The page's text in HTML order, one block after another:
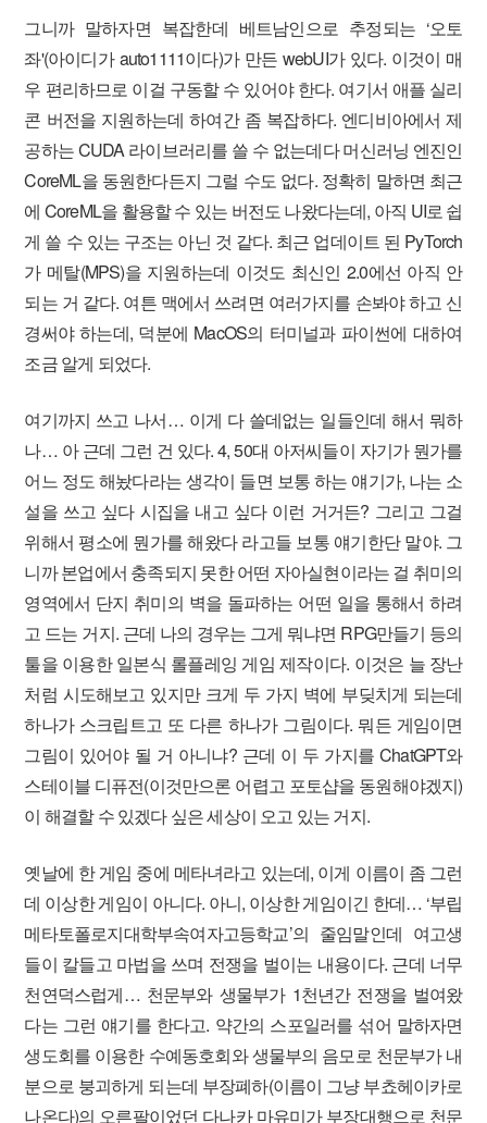
그니까 말하자면 복잡한데 베트남인으로 추정되는 ‘오토
좌'(아이디가 auto1111이다)가 만든 webUI가 있다. 이것이 매
우 편리하므로 이걸 구동할 수 있어야 한다. 여기서 애플 실리
콘 버전을 지원하는데 하여간 좀 복잡하다. 엔디비아에서 제
공하는 CUDA 라이브러리를 쓸 수 없는데다 머신러닝 엔진인
CoreML을 동원한다든지 그럴 수도 없다. 정확히 말하면 최근
에 CoreML을 활용할 수 있는 버전도 나왔다는데, 아직 UI로 쉽
게 쓸 수 있는 구조는 아닌 것 같다. 최근 업데이트 된 PyTorch
가 메탈(MPS)을 지원하는데 이것도 최신인 2.0에선 아직 안
되는 거 같다. 여튼 맥에서 쓰려면 여러가지를 손봐야 하고 신
경써야 하는데, 덕분에 MacOS의 터미널과 파이썬에 대하여
조금 알게 되었다.
여기까지 쓰고 나서… 이게 다 쓸데없는 일들인데 해서 뭐하
나… 아 근데 그런 건 있다. 4, 50대 아저씨들이 자기가 뭔가를
어느 정도 해놨다라는 생각이 들면 보통 하는 얘기가, 나는 소
설을 쓰고 싶다 시집을 내고 싶다 이런 거거든? 그리고 그걸
위해서 평소에 뭔가를 해왔다 라고들 보통 얘기한단 말야. 그
니까 본업에서 충족되지 못한 어떤 자아실현이라는 걸 취미의
영역에서 단지 취미의 벽을 돌파하는 어떤 일을 통해서 하려
고 드는 거지. 근데 나의 경우는 그게 뭐냐면 RPG만들기 등의
툴을 이용한 일본식 롤플레잉 게임 제작이다. 이것은 늘 장난
처럼 시도해보고 있지만 크게 두 가지 벽에 부딪치게 되는데
하나가 스크립트고 또 다른 하나가 그림이다. 뭐든 게임이면
그림이 있어야 될 거 아니냐? 근데 이 두 가지를 ChatGPT와
스테이블 디퓨전(이것만으론 어렵고 포토샵을 동원해야겠지)
이 해결할 수 있겠다 싶은 세상이 오고 있는 거지.
옛날에 한 게임 중에 메타녀라고 있는데, 이게 이름이 좀 그런
데 이상한 게임이 아니다. 아니, 이상한 게임이긴 한데… ‘부립
메타토폴로지대학부속여자고등학교’의 줄임말인데 여고생
들이 칼들고 마법을 쓰며 전쟁을 벌이는 내용이다. 근데 너무
천연덕스럽게… 천문부와 생물부가 1천년간 전쟁을 벌여왔
다는 그런 얘기를 한다고. 약간의 스포일러를 섞어 말하자면
생도회를 이용한 수예동호회와 생물부의 음모로 천문부가 내
분으로 붕괴하게 되는데 부장폐하(이름이 그냥 부쵸헤이카로
나온다)의 오른팔이었던 다나카 마유미가 부장대행으로 천문